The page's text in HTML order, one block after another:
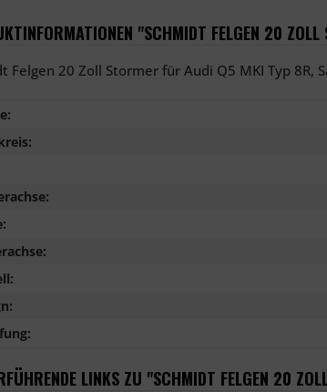
"SCHMIDT FELGEN 20
Felgen 20 Zoll Stormer für Audi Q5 MKI Typ 8R,
LINKS ZU "SCHMIDT FELGEN 20